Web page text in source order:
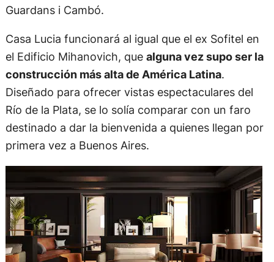
Guardans i Cambó.
Casa Lucia funcionará al igual que el ex Sofitel en
el Edificio Mihanovich, que alguna vez supo ser la
construcción más alta de América Latina.
Diseñado para ofrecer vistas espectaculares del
Río de la Plata, se lo solía comparar con un faro
destinado a dar la bienvenida a quienes llegan por
primera vez a Buenos Aires.